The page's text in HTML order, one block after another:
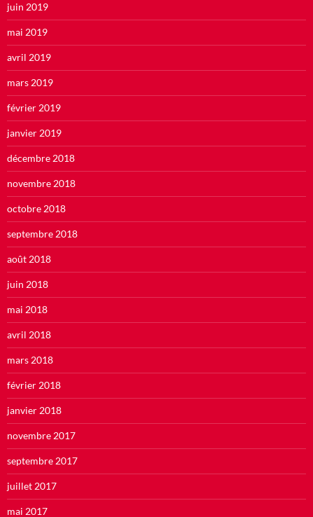
juin 2019
mai 2019
avril 2019
mars 2019
février 2019
janvier 2019
décembre 2018
novembre 2018
octobre 2018
septembre 2018
août 2018
juin 2018
mai 2018
avril 2018
mars 2018
février 2018
janvier 2018
novembre 2017
septembre 2017
juillet 2017
mai 2017